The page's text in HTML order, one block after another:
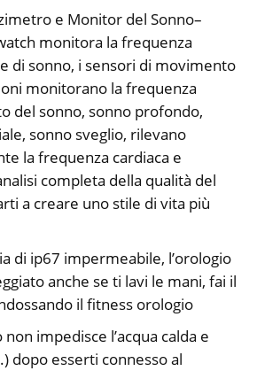
e Monitor del Sonno–
monitora la frequenza
di sonno, i sensori di movimento
monitorano la frequenza
del sonno, sonno profondo,
sonno sveglio, rilevano
la frequenza cardiaca e
completa della qualità del
a creare uno stile di vita più
di ip67 impermeabile, l’orologio
anche se ti lavi le mani, fai il
il fitness orologio
non impedisce l’acqua calda e
dopo esserti connesso al